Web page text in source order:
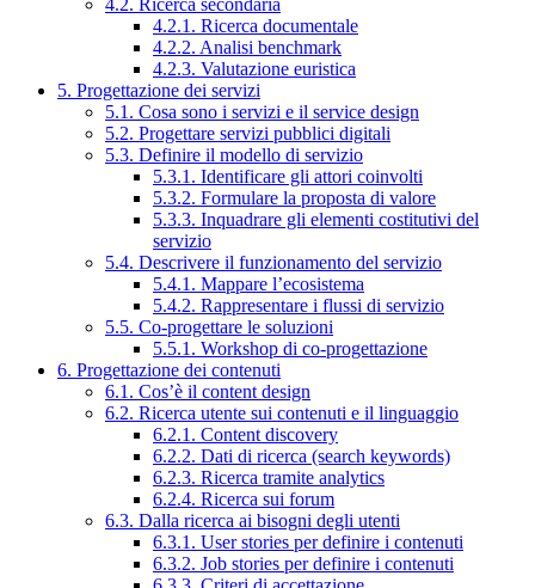
4.2.1. Ricerca documentale
4.2.2. Analisi benchmark
4.2.3. Valutazione euristica
5. Progettazione dei servizi
5.1. Cosa sono i servizi e il service design
5.2. Progettare servizi pubblici digitali
5.3. Definire il modello di servizio
5.3.1. Identificare gli attori coinvolti
5.3.2. Formulare la proposta di valore
5.3.3. Inquadrare gli elementi costitutivi del
servizio
5.4. Descrivere il funzionamento del servizio
5.4.1. Mappare l’ecosistema
5.4.2. Rappresentare i flussi di servizio
5.5. Co-progettare le soluzioni
5.5.1. Workshop di co-progettazione
6. Progettazione dei contenuti
6.1. Cos’è il content design
6.2. Ricerca utente sui contenuti e il linguaggio
6.2.1. Content discovery
6.2.2. Dati di ricerca (search keywords)
6.2.3. Ricerca tramite analytics
6.2.4. Ricerca sui forum
6.3. Dalla ricerca ai bisogni degli utenti
6.3.1. User stories per definire i contenuti
6.3.2. Job stories per definire i contenuti